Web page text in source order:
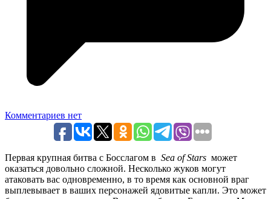
Комментариев нет
Первая крупная битва с Босслагом в Sea of ​​Stars может
оказаться довольно сложной. Несколько жуков могут
атаковать вас одновременно, в то время как основной враг
выплевывает в ваших персонажей ядовитые капли. Это может